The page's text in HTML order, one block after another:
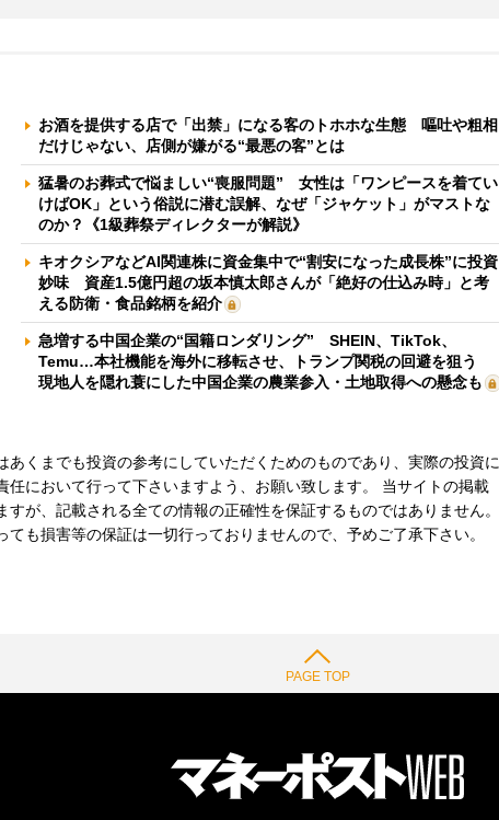
お酒を提供する店で「出禁」になる客のトホホな生態 嘔吐や粗相
だけじゃない、店側が嫌がる“最悪の客”とは
猛暑のお葬式で悩ましい“喪服問題” 女性は「ワンピースを着てい
けばOK」という俗説に潜む誤解、なぜ「ジャケット」がマストな
のか？《1級葬祭ディレクターが解説》
キオクシアなどAI関連株に資金集中で“割安になった成長株”に投資
妙味 資産1.5億円超の坂本慎太郎さんが「絶好の仕込み時」と考
える防衛・食品銘柄を紹介
急増する中国企業の“国籍ロンダリング” SHEIN、TikTok、
Temu…本社機能を海外に移転させ、トランプ関税の回避を狙う
現地人を隠れ蓑にした中国企業の農業参入・土地取得への懸念も
あくまでも投資の参考にしていただくためのものであり、実際の投資に
任において行って下さいますよう、お願い致します。 当サイトの掲載
が、記載される全ての情報の正確性を保証するものではありません。
も損害等の保証は一切行っておりませんので、予めご了承下さい。
PAGE TOP